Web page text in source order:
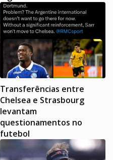
Transferências entre
Chelsea e Strasbourg
levantam
questionamentos no
futebol